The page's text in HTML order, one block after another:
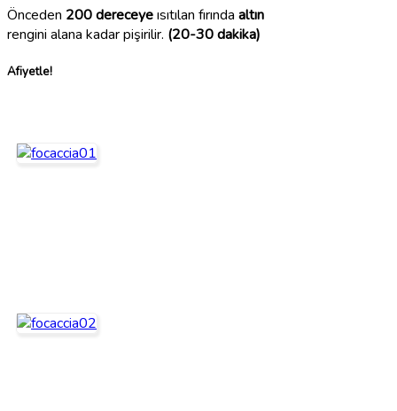
Önceden 200 dereceyeısıtılan fırında altın
rengini alana kadar pişirilir. (20-30 dakika)
Afiyetle!